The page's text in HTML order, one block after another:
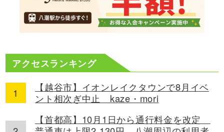
アクセスランキング
【越谷市】イオンレイクタウンで8月イベ
ント相次ぎ中止 kaze・mori
【首都高】10月1日から通行料金を改定